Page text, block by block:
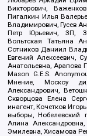
Викторович,
Пигалкин Илья
Владимирович, Гусев
Петр Юрьевич, ЗП,
Вольтская Татьяна
Сотников Даниил
Евгений Алексеевич,
Анатольевна, Арапова
Mason G.E.S.
Мнение, Москоу
Александрович,
Скворцова Елена
инагент, Кочетков
выборы, Нобелевский
Алина
Эмилевна, Хисамова